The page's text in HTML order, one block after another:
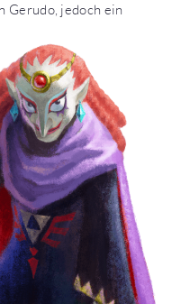
Gerudo, jedoch ein